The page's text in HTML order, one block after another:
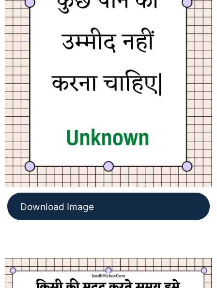
Download Image